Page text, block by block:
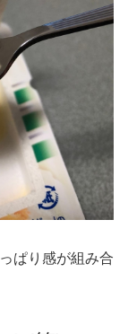
ぱり感が組み合